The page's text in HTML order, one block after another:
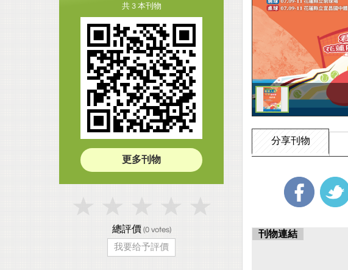
分享刊物
刊物連結
共 3 本刊物
更多刊物
總評價 (0votes)
我要给予評價